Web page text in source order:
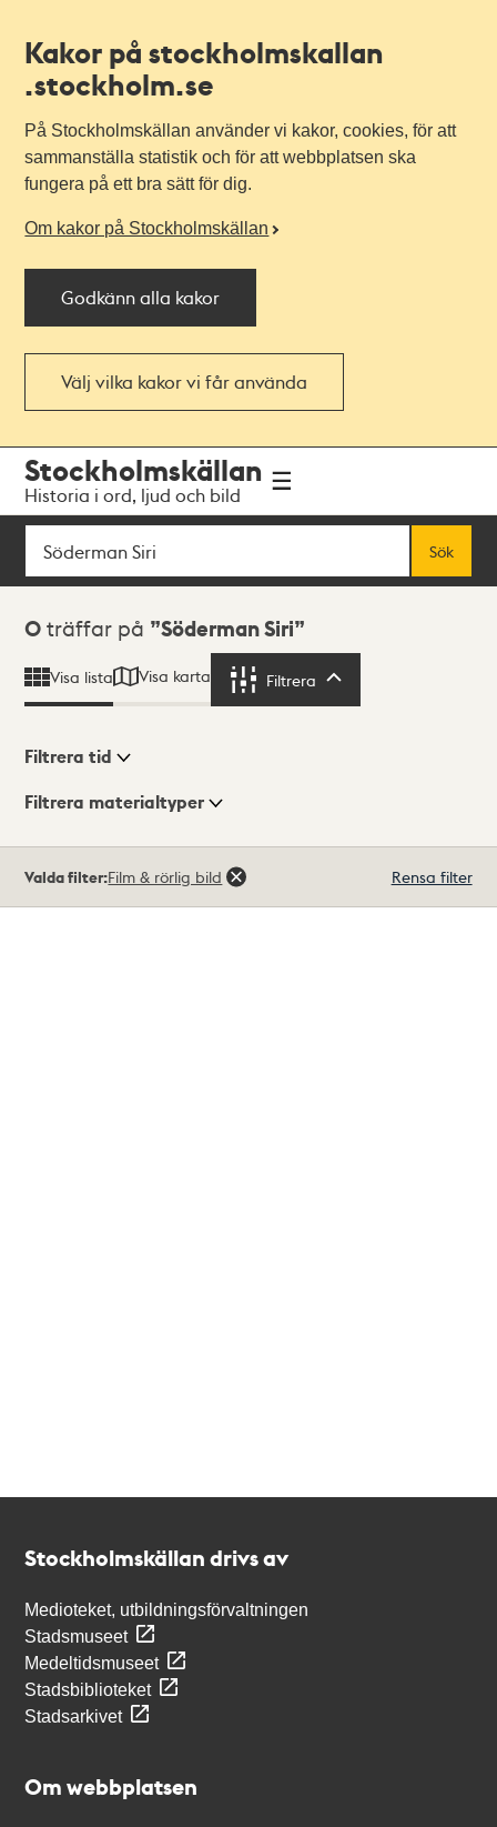
Kakor på stockholmskallan
.stockholm.se
På Stockholmskällan använder vi kakor, cookies, för att
sammanställa statistik och för att webbplatsen ska
fungera på ett bra sätt för dig.
Om kakor på Stockholmskällan
Godkänn alla kakor
Välj vilka kakor vi får använda
navigationen
huvudinnehållet
Stockholmskällan
Historia i ord, ljud och bild
Sök
Sök
Sökresultat
0 träffar på Söderman Siri
Visa lista Visa karta Filtrera
Visningsläge
Filtrera tid
Filtrera materialtyper
träffar
Valda filter:Film & rörlig bild Rensa filter
Stockholmskällan drivs av
Medioteket, utbildningsförvaltningen
Stadsmuseet
Medeltidsmuseet
Stadsbiblioteket
Stadsarkivet
Om webbplatsen